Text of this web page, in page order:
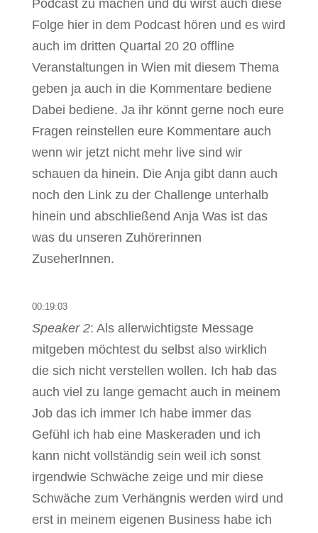
Podcast zu machen und du wirst auch diese
Folge hier in dem Podcast hören und es wird
auch im dritten Quartal 20 20 offline
Veranstaltungen in Wien mit diesem Thema
geben ja auch in die Kommentare bediene
Dabei bediene. Ja ihr könnt gerne noch eure
Fragen reinstellen eure Kommentare auch
wenn wir jetzt nicht mehr live sind wir
schauen da hinein. Die Anja gibt dann auch
noch den Link zu der Challenge unterhalb
hinein und abschließend Anja Was ist das
was du unseren Zuhörerinnen
ZuseherInnen.
00:19:03
Speaker 2: Als allerwichtigste Message
mitgeben möchtest du selbst also wirklich
die sich nicht verstellen wollen. Ich hab das
auch viel zu lange gemacht auch in meinem
Job das ich immer Ich habe immer das
Gefühl ich hab eine Maskeraden und ich
kann nicht vollständig sein weil ich sonst
irgendwie Schwäche zeige und mir diese
Schwäche zum Verhängnis werden wird und
erst in meinem eigenen Business habe ich